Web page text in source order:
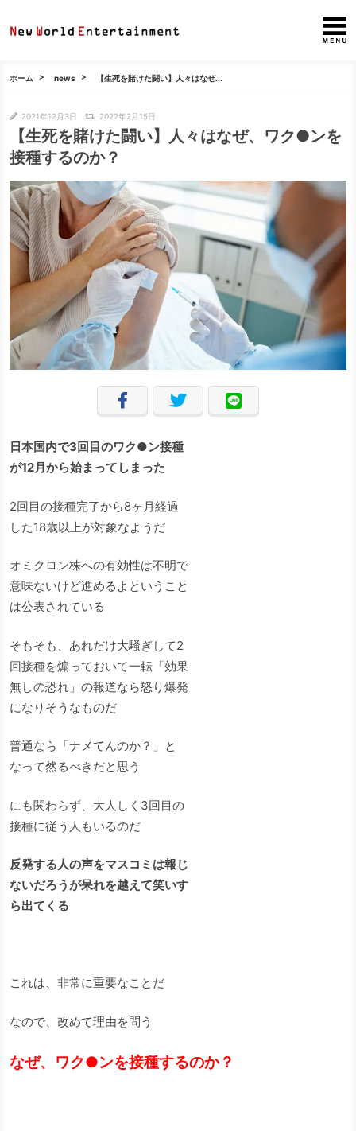
ホーム news 【生死を賭けた闘い】人々はなぜ...
2021年12月3日 2022年2月15日
【生死を賭けた闘い】人々はなぜ、ワク●ンを
接種するのか？
日本国内で3回目のワク●ン接種
が12月から始まってしまった
2回目の接種完了から8ヶ月経過
した18歳以上が対象なようだ
オミクロン株への有効性は不明で
意味ないけど進めるよということ
は公表されている
そもそも、あれだけ大騒ぎして2
回接種を煽っておいて一転「効果
無しの恐れ」の報道なら怒り爆発
になりそうなものだ
普通なら「ナメてんのか？」と
なって然るべきだと思う
にも関わらず、大人しく3回目の
接種に従う人もいるのだ
反発する人の声をマスコミは報じ
ないだろうが呆れを越えて笑いす
ら出てくる
これは、非常に重要なことだ
なので、改めて理由を問う
なぜ、ワク●ンを接種するのか？